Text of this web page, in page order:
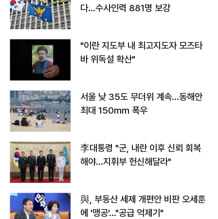
다…수사인력 881명 보강
"이란 지도부 내 최고지도자 모즈타
바 위독설 확산"
서울 낮 35도 무더위 계속…동해안
최대 150㎜ 폭우
李대통령 "군, 내란 이후 신뢰 회복
해야…지휘부 헌신해달라"
與, 부동산 세제 개편안 비판 오세훈
에 '맹공'…"공급 억제기"